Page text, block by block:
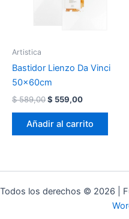
Artistica
Bastidor Lienzo Da Vinci
50x60cm
$589,00El
original
era:
$ 559,00El
actual
es:
Añadir al carrito
Todos los derechos © 2026 |